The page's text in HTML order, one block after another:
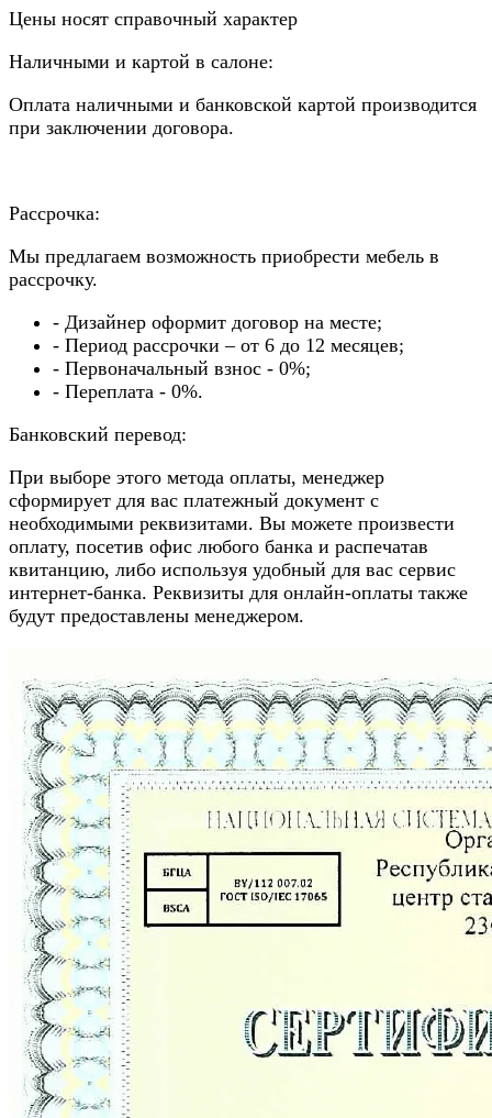
Цены носят справочный характер
Наличными и картой в салоне:
Оплата наличными и банковской картой производится
при заключении договора.
Рассрочка:
Мы предлагаем возможность приобрести мебель в
рассрочку.
- Дизайнер оформит договор на месте;
- Период рассрочки – от 6 до 12 месяцев;
- Первоначальный взнос - 0%;
- Переплата - 0%.
Банковский перевод:
При выборе этого метода оплаты, менеджер
сформирует для вас платежный документ с
необходимыми реквизитами. Вы можете произвести
оплату, посетив офис любого банка и распечатав
квитанцию, либо используя удобный для вас сервис
интернет-банка. Реквизиты для онлайн-оплаты также
будут предоставлены менеджером.